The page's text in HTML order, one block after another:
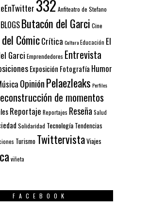
332 Anfiteatro de Stefano
BLOGSButacón del Garci Cine
CómicCrítica CulturaEducación El
Garci Emprendedores Entrevista
Exposición Fotografía Humor
OpiniónPelaezleaks Perfiles
de momentos
Reportaje Reportajes Reseña Salud
Solidaridad Tecnología Tendencias
Turismo TwittervistaViajes
viñeta
FACEBOOK